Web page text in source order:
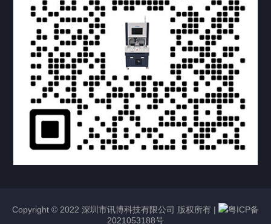
提交您的需求，获取产品资料与报价
Copyright © 2022 深圳市讯博科技有限公司 版权所有 |
粤ICP备
2021053188号